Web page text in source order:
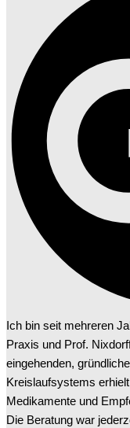
Ich bin seit mehreren
Praxis und Prof.
eingehenden,
Kreislaufsystems
Medikamente und
Die Beratung war